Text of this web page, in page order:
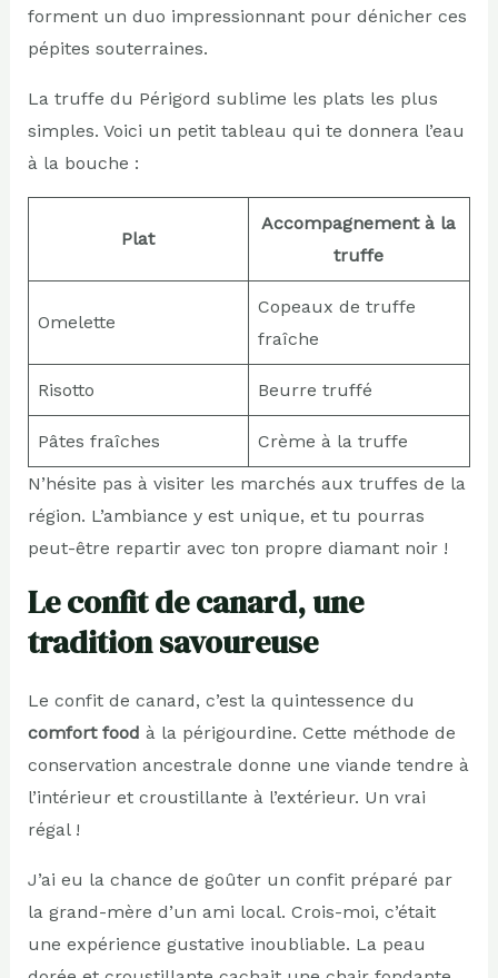
forment un duo impressionnant pour dénicher ces
pépites souterraines.
La truffe du Périgord sublime les plats les plus
simples. Voici un petit tableau qui te donnera l’eau
à la bouche :
Plat
Accompagnement à la
truffe
Omelette
Copeaux de truffe
fraîche
Risotto Beurre truffé
Pâtes fraîches
Crème à la truffe
N’hésite pas à visiter les marchés aux truffes de la
région. L’ambiance y est unique, et tu pourras
peut-être repartir avec ton propre diamant noir !
Le confit de canard, une
tradition savoureuse
Le confit de canard, c’est la quintessence du
comfort food à la périgourdine. Cette méthode de
conservation ancestrale donne une viande tendre à
l’intérieur et croustillante à l’extérieur. Un vrai
régal !
J’ai eu la chance de goûter un confit préparé par
la grand-mère d’un ami local. Crois-moi, c’était
une expérience gustative inoubliable. La peau